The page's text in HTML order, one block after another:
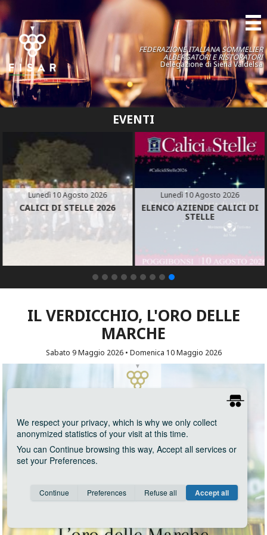
FEDERAZIONE ITALIANA SOMMELIER
ALBERGATORI E RISTORATORI
Delegazione di Siena Valdelsa
EVENTI
Lunedì 10 Agosto 2026
CALICI DI STELLE 2026
Lunedì 10 Agosto 2026
ELENCO AZIENDE CALICI DI
STELLE
IL VERDICCHIO, L'ORO DELLE
MARCHE
Sabato 9 Maggio 2026 • Domenica 10 Maggio 2026
We respect your privacy, which is why we only collect
anonymized statistics of your visit at this time.
You can Continue browsing this way, Accept all services or
set your Preferences.
Consent cookie learn more
Google Analytics about
Continue Preferences Refuse all Accept all
Anonymous Invisible Save